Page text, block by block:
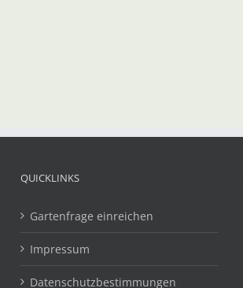
QUICKLINKS
Gartenfrage einreichen
Impressum
Datenschutzbestimmungen